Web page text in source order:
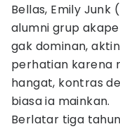
Bellas, Emily Junk
alumni grup
gak dominan,
perhatian karena
hangat, kontras
biasa ia mainkan.
Berlatar tiga